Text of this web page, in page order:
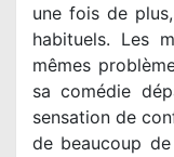
une fois de
habituels. Les
mêmes
sa comédie
sensation de
de beaucoup